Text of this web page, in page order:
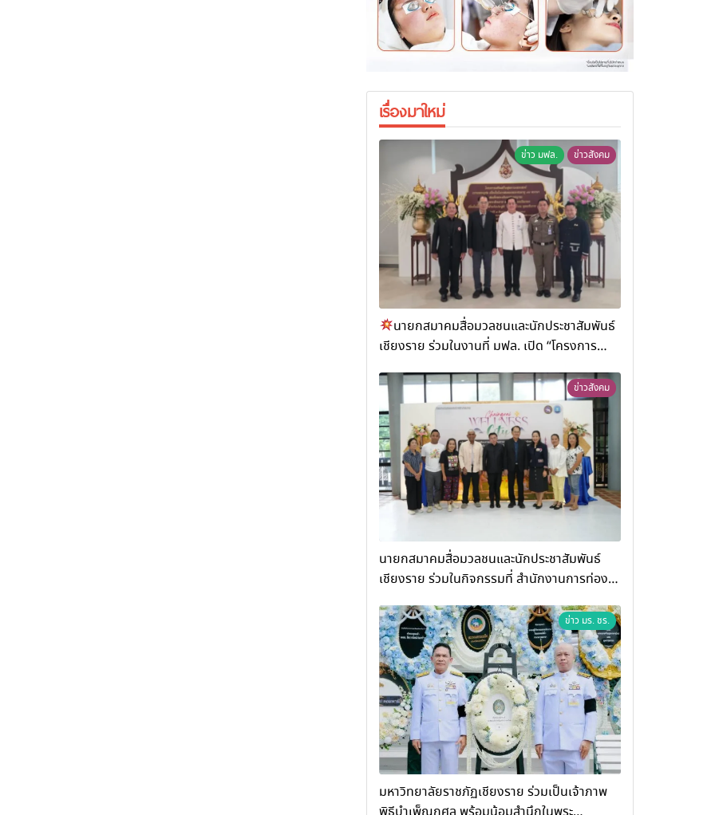
เรื่องมาใหม่
ข่าว มฟล. ข่าวสังคม
นายกสมาคมสื่อมวลชนและนักประชาสัมพันธ์
เชียงราย ร่วมในงานที่ มฟล. เปิด “โครงการ
พรรษา สมเด็จพระสังฆราช
ข่าวสังคม
นายกสมาคมสื่อมวลชนและนักประชาสัมพันธ์
เชียงราย ร่วมในกิจกรรมที่ สำนักงานการท่อง
“การพัฒนาศักยภาพผู้ประกอบการและเครือข่าย
ธุรกิจ Wellness สู่การเติบโตอย่างยั่งยืน
(Chiang Rai Wellness Business
Academy)”
ข่าว มร. ชร.
มหาวิทยาลัยราชภัฏเชียงราย ร่วมเป็นเจ้าภาพ